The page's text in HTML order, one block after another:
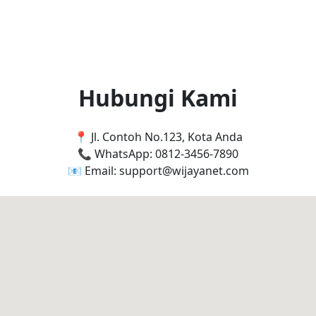
Hubungi Kami
📍 Jl. Contoh No.123, Kota Anda
📞 WhatsApp: 0812-3456-7890
📧 Email: support@wijayanet.com